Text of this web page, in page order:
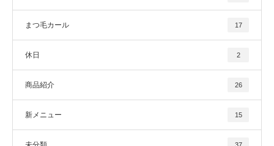
まつ毛カール 17
休日 2
商品紹介 26
新メニュー 15
37